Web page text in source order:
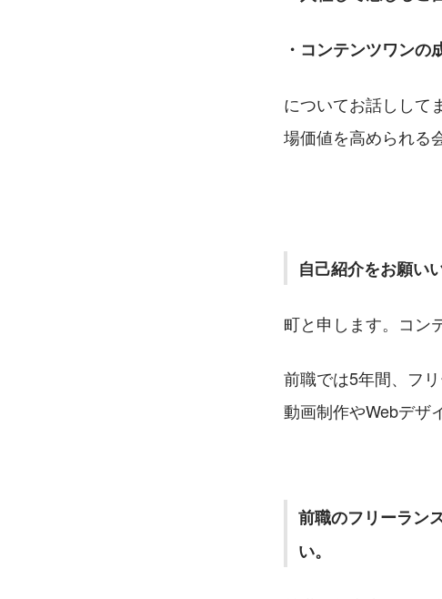
・コンテンツワンの
についてお話しして
場価値を高められる
自己紹介をお願い
町と申します。コン
前職では5年間、フ
動画制作やWebデザ
前職のフリーラン
い。